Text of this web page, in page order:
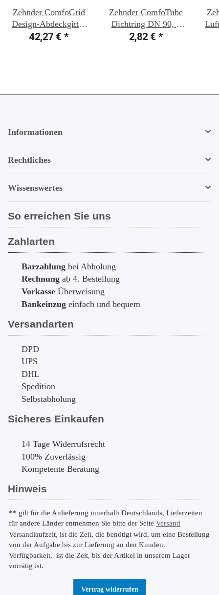
Zehnder ComfoGrid
Design-Abdeckgitter
CLD Venezia, weiß
42,27 € *
Zehnder ComfoTube
Dichtring DN 90, 1
Stück
2,82 € *
Informationen
Rechtliches
Wissenswertes
So erreichen Sie uns
Zahlarten
Barzahlung bei Abholung
Rechnung ab 4. Bestellung
VorkasseÜberweisung
Bankeinzug einfach und bequem
Versandarten
DPD
UPS
DHL
Spedition
Selbstabholung
Sicheres Einkaufen
14 Tage Widerrufsrecht
100% Zuverlässig
Kompetente Beratung
Hinweis
** gilt für die Anlieferung innerhalb Deutschlands, Lieferzeiten
für andere Länder entnehmen Sie bitte der Seite Versand
Versandlaufzeit, ist die Zeit, die benötigt wird, um eine Bestellung
von der Aufgabe bis zur Lieferung an den Kunden.
Verfügbarkeit, ist die Zeit, bis der Artikel in unserem Lager
vorrätig ist.
Vertrag widerrufen